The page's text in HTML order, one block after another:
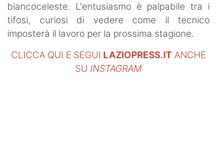
biancoceleste. L'entusiasmo è palpabile tra i
tifosi, curiosi di vedere come il tecnico
imposterà il lavoro per la prossima stagione.
CLICCA QUI E SEGUI LAZIOPRESS.IT ANCHE
SU INSTAGRAM